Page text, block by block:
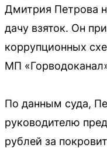
Дмитрия Петрова
дачу взяток. Он
коррупционных
МП
По данным суда,
руководителю
рублей за